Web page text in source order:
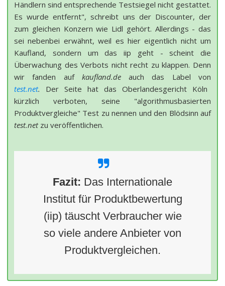
Händlern sind entsprechende Testsiegel nicht gestattet.
Es wurde entfernt", schreibt uns der Discounter, der
zum gleichen Konzern wie Lidl gehört. Allerdings - das
sei nebenbei erwähnt, weil es hier eigentlich nicht um
Kaufland, sondern um das iip geht - scheint die
Überwachung des Verbots nicht recht zu klappen. Denn
wir fanden auf kaufland.deauch das Label von
test.net. Der Seite hat das Oberlandesgericht Köln
kürzlich verboten, seine "algorithmusbasierten
Produktvergleiche" Test zu nennen und den Blödsinn auf
test.netzu veröffentlichen.
Fazit: Das Internationale
Institut für Produktbewertung
(iip) täuscht Verbraucher wie
so viele andere Anbieter von
Produktvergleichen.